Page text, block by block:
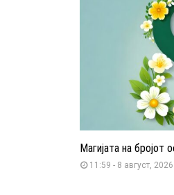
Магијата на бројот
11:59 - 8 август, 2026